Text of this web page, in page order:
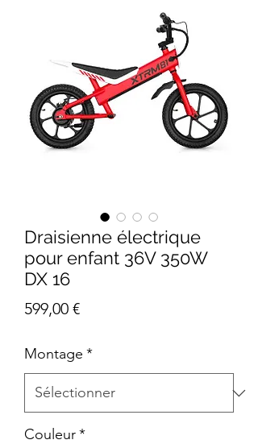
Draisienne électrique
pour enfant 36V 350W
DX 16
599,00 €Prix
Montage *
Couleur*